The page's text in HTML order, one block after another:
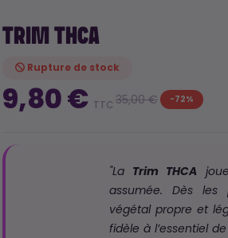
TRIM THCA
Rupture de stock
9,80 € TTC 35,00 € -72%
"La Trim THCA
assumée. Dès les
végétal propre et
fidèle à l’essentiel